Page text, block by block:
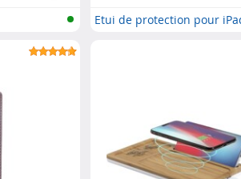
Etui de protection pour